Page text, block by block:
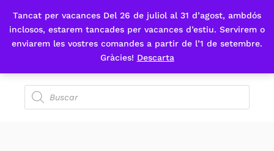
Tancat per vacances Del 26 de juliol al 31 d’agost, ambdós
inclosos, estarem tancades per vacances d’estiu. Servirem o
enviarem les vostres comandes a partir de l’1 de setembre.
Gràcies! Descarta
Fes-te'n sòcia